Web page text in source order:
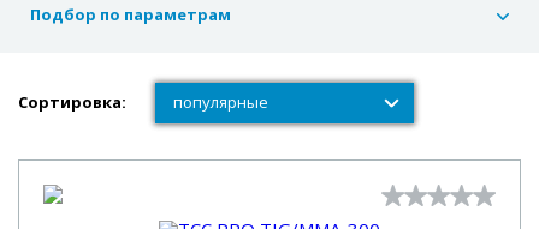
Подбор по параметрам
Сортировка: популярные
популярные